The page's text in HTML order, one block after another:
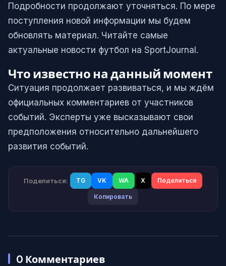
Подробности продолжают уточняться. По мере
поступления новой информации мы будем
обновлять материал. Читайте самые
актуальные новости футбол на SportJournal.
Что известно на данный момент
Ситуация продолжает развиваться, и мы ждём
официальных комментариев от участников
событий. Эксперты уже высказывают свои
предположения относительно дальнейшего
развития событий.
Поделиться: TG VK WA X Поделиться
Копировать
0 Комментариев